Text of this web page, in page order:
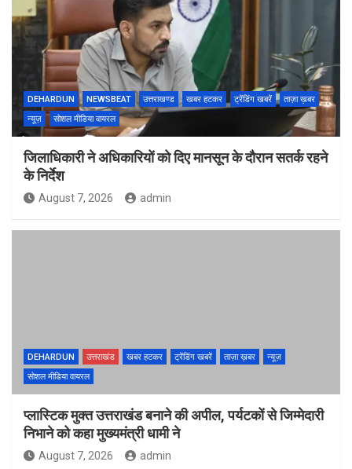
DEHARDUN NEWSBEAT उत्तराखण्ड खबर हटकर ट्रेंडिंग खबरें
ताज़ा ख़बर
न्यूज़
सोशल मीडिया वायरल
जिलाधिकारी ने अधिकारियों को दिए मानसून के दौरान सतर्क रहने
के निर्देश
August 7, 2026 admin
DEHARDUN उत्तराखंड खबर हटकर ट्रेंडिंग खबरें ताज़ा ख़बर
न्यूज़
सोशल मीडिया वायरल
प्लास्टिक मुक्त उत्तराखंड बनाने की अपील, पर्यटकों से जिम्मेदारी
निभाने को कहा मुख्यमंत्री धामी ने
August 7, 2026 admin